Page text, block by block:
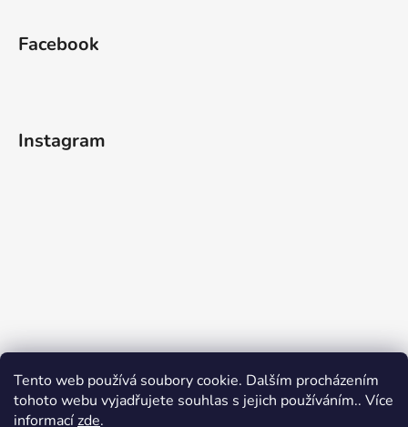
Tento web používá soubory cookie. Dalším procházením
tohoto webu vyjadřujete souhlas s jejich používáním.. Více
informacízde.
Facebook
Instagram